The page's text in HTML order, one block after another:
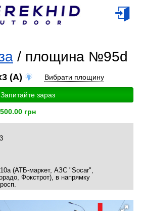
/ площина №95d
(A) Вибрати площину
Запитайте зараз
грн
(АТБ-маркет, АЗС "Socar",
Фокстрот), в напрямку